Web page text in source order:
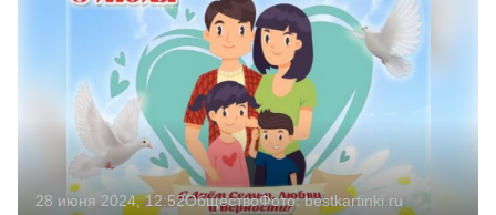
28 июня 2024, 12:52ОбществоФото:bestkartinki.ru